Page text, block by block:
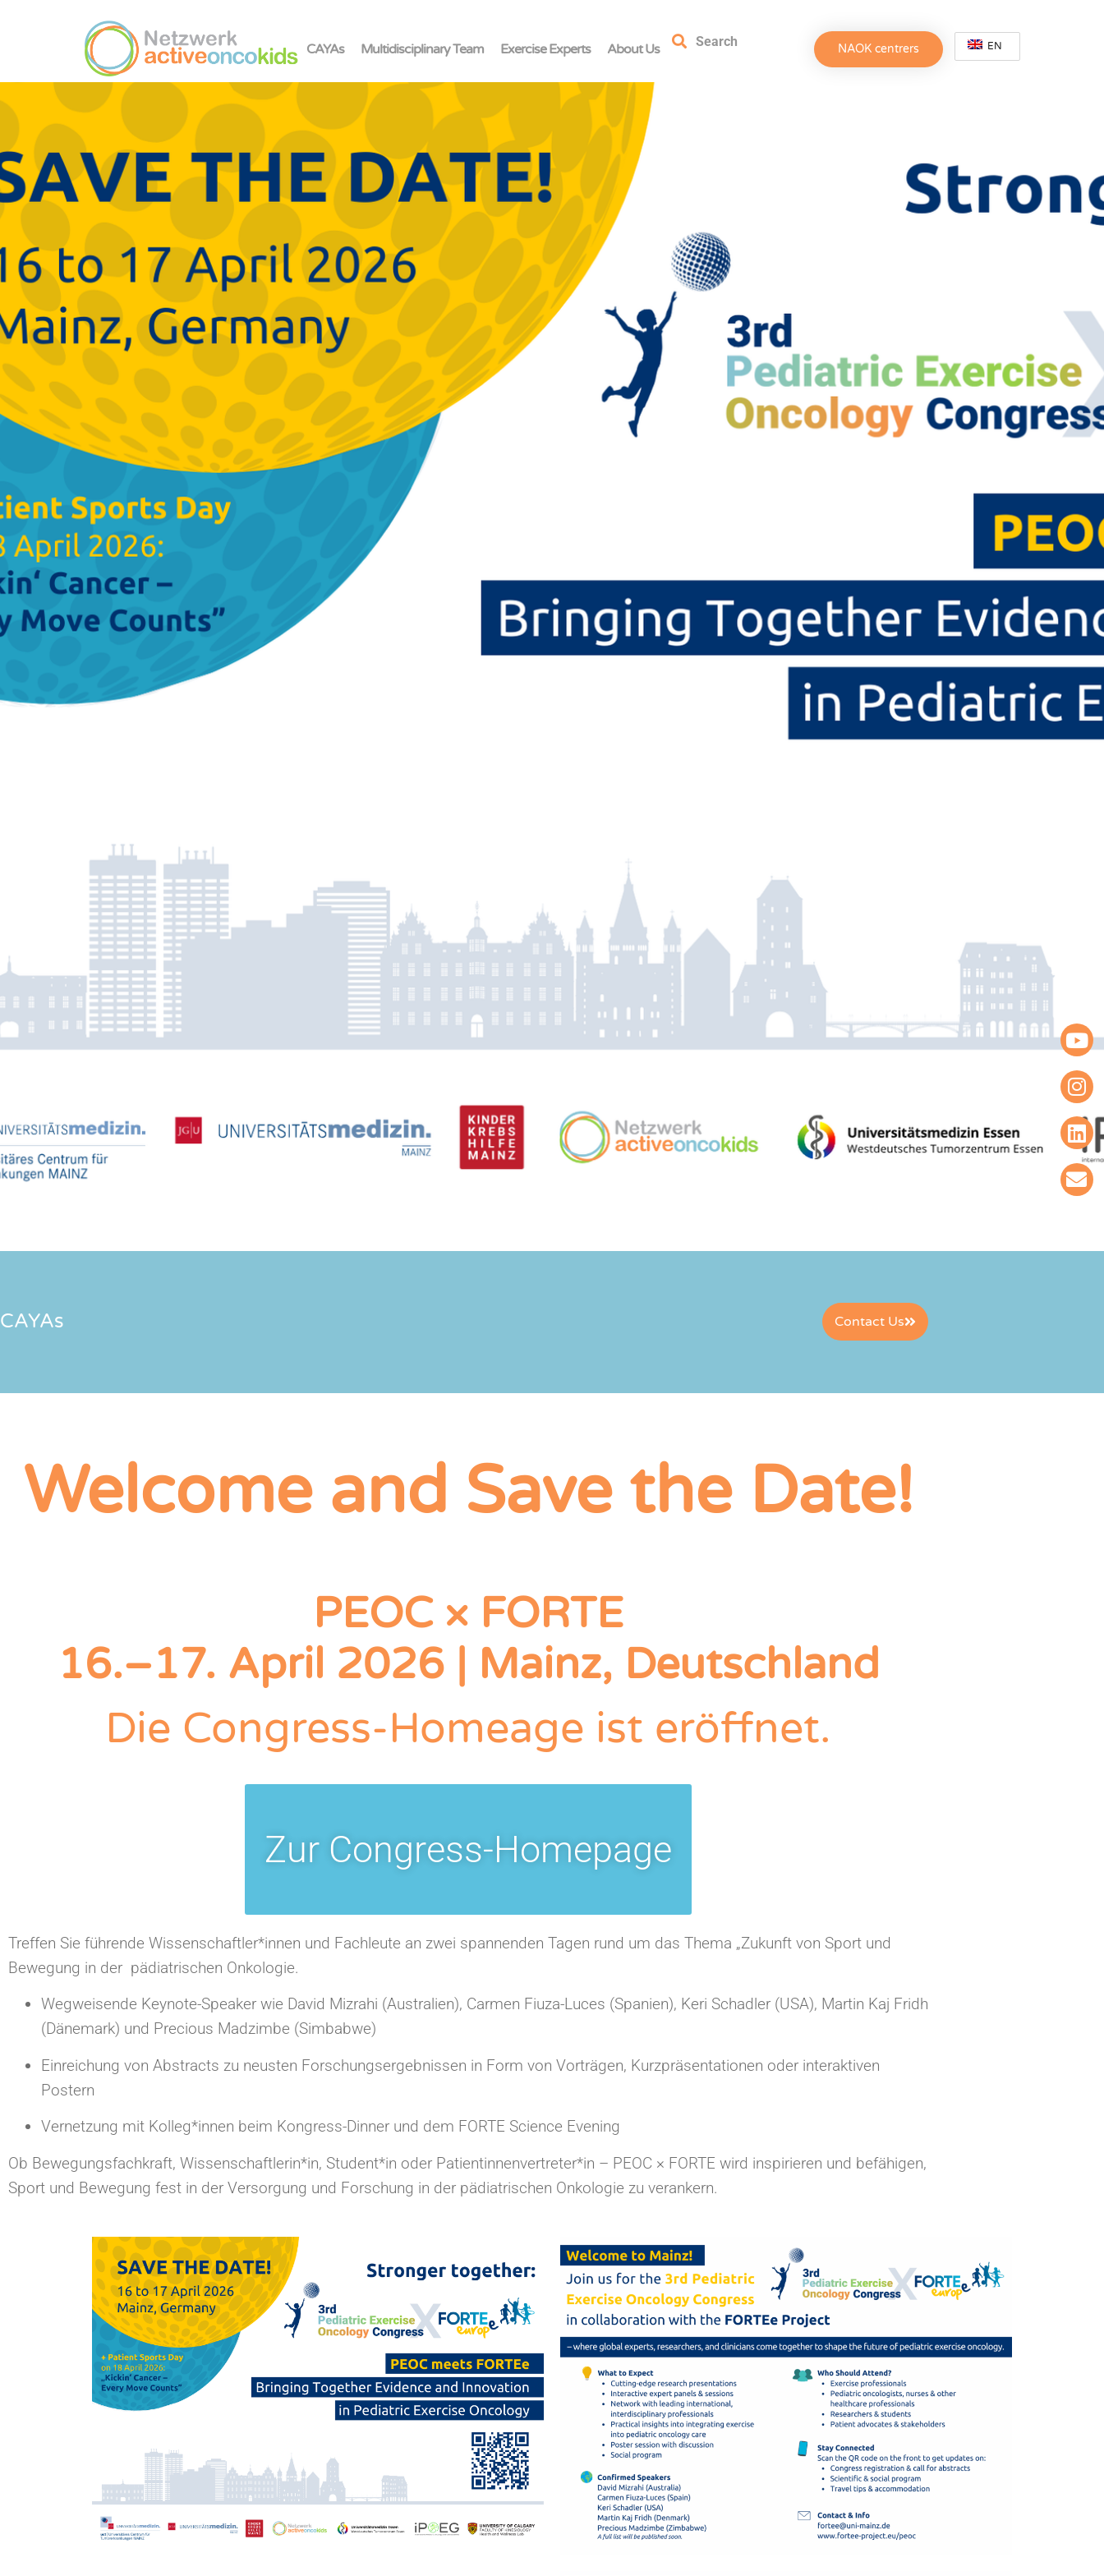
CAYAs Multidisciplinary Team Exercise Experts About Us Search NAOK centrers EN
CAYAs Contact Us
Welcome and Save the Date!
PEOC × FORTE
16.–17. April 2026 | Mainz, Deutschland
Die Congress-Homeage ist eröffnet.
Zur Congress-Homepage
Treffen Sie führende Wissenschaftler*innen und Fachleute an zwei spannenden Tagen rund um das Thema „Zukunft von Sport und
Bewegung in der pädiatrischen Onkologie.
Wegweisende Keynote-Speaker wie David Mizrahi (Australien), Carmen Fiuza-Luces (Spanien), Keri Schadler (USA), Martin Kaj Fridh
(Dänemark) und Precious Madzimbe (Simbabwe)
Einreichung von Abstracts zu neusten Forschungsergebnissen in Form von Vorträgen, Kurzpräsentationen oder interaktiven
Postern
Vernetzung mit Kolleg*innen beim Kongress-Dinner und dem FORTE Science Evening
Ob Bewegungsfachkraft, Wissenschaftlerin*in, Student*in oder Patientinnenvertreter*in – PEOC × FORTE wird inspirieren und befähigen,
Sport und Bewegung fest in der Versorgung und Forschung in der pädiatrischen Onkologie zu verankern.